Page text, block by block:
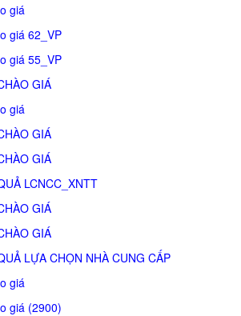
giá
giá 62_VP
giá 55_VP
GIÁ
giá
GIÁ
GIÁ
LCNCC_XNTT
GIÁ
GIÁ
LỰA CHỌN NHÀ CUNG CẤP
giá
giá (2900)